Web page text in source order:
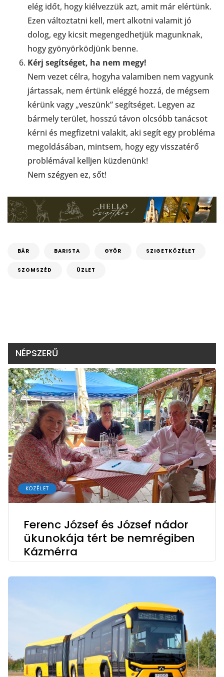
elég időt, hogy kiélvezzük azt, amit már elértünk.
Ezen változtatni kell, mert alkotni valamit jó
dolog, egy kicsit megengedhetjük magunknak,
hogy gyönyörködjünk benne.
Kérj segítséget, ha nem megy!
Nem vezet célra, hogyha valamiben nem vagyunk
jártassak, nem értünk eléggé hozzá, de mégsem
kérünk vagy „veszünk” segítséget. Legyen az
bármely terület, hosszú távon olcsóbb tanácsot
kérni és megfizetni valakit, aki segít egy probléma
megoldásában, mintsem, hogy egy visszatérő
problémával kelljen küzdenünk!
Nem szégyen ez, sőt!
BÁR BARISTA GYŐR SZIGETKÖZÉLET
SZOMSZÉD ÜZLET
NÉPSZERŰ
KÖZÉLET
Ferenc József és József nádor
ükunokája tért be nemrégiben
Kázmérra